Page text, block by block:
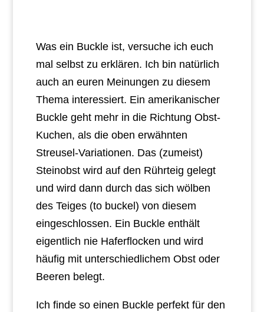
Was ein Buckle ist, versuche ich euch
mal selbst zu erklären. Ich bin natürlich
auch an euren Meinungen zu diesem
Thema interessiert. Ein amerikanischer
Buckle geht mehr in die Richtung Obst-
Kuchen, als die oben erwähnten
Streusel-Variationen. Das (zumeist)
Steinobst wird auf den Rührteig gelegt
und wird dann durch das sich wölben
des Teiges (to buckel) von diesem
eingeschlossen. Ein Buckle enthält
eigentlich nie Haferflocken und wird
häufig mit unterschiedlichem Obst oder
Beeren belegt.
Ich finde so einen Buckle perfekt für den